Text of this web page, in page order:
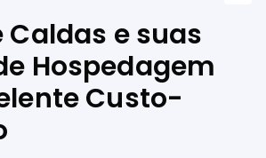
Caldas e suas
Hospedagem
Custo-